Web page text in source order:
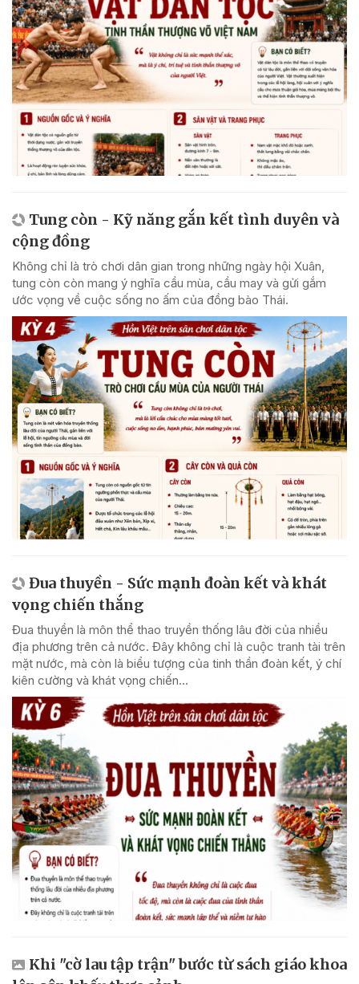
Tung còn - Kỹ năng gắn kết tình duyên và
cộng đồng
Không chỉ là trò chơi dân gian trong những ngày hội Xuân,
tung còn còn mang ý nghĩa cầu mùa, cầu may và gửi gắm
ước vọng về cuộc sống no ấm của đồng bào Thái.
Đua thuyền - Sức mạnh đoàn kết và khát
vọng chiến thắng
Đua thuyền là môn thể thao truyền thống lâu đời của nhiều
địa phương trên cả nước. Đây không chỉ là cuộc tranh tài trên
mặt nước, mà còn là biểu tượng của tinh thần đoàn kết, ý chí
kiên cường và khát vọng chiến...
Khi "cờ lau tập trận" bước từ sách giáo khoa